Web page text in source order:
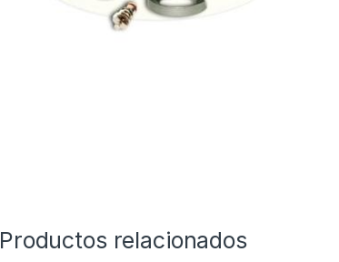
Productos relacionados